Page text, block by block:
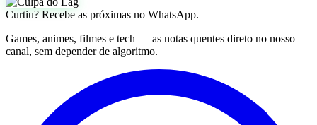
Curtiu? Recebe as próximas no WhatsApp.
Games, animes, filmes e tech — as notas quentes direto no nosso
canal, sem depender de algoritmo.